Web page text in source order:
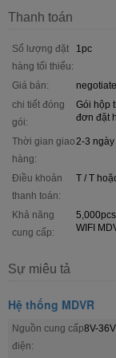
Thanh toán
Số lượng đặt
hàng tối thiểu:
1pc
Giá bán:
chi tiết đóng
gói:
Gói hộp
đơn đặt
Thời gian giao
hàng:
2-3
Điều khoản
thanh toán:
T / T
Khả năng
cung cấp:
WIFI
Sự miêu tả
Hệ thống MDVR
Nguồn cung cấp
điện:
8V-36V